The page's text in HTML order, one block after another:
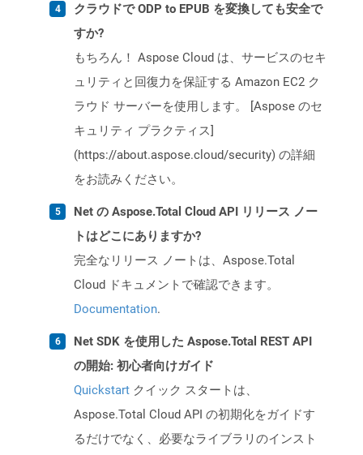
クラウドで ODP to EPUB を変換しても安全で
すか?
もちろん！ Aspose Cloud は、サービスのセキ
ュリティと回復力を保証する Amazon EC2 ク
ラウド サーバーを使用します。 [Aspose のセ
キュリティ プラクティス]
(https://about.aspose.cloud/security) の詳細
をお読みください。
Net の Aspose.Total Cloud API リリース ノー
トはどこにありますか?
完全なリリース ノートは、Aspose.Total
Cloud ドキュメントで確認できます。
Documentation.
Net SDK を使用した Aspose.Total REST API
の開始: 初心者向けガイド
Quickstart クイック スタートは、
Aspose.Total Cloud API の初期化をガイドす
るだけでなく、必要なライブラリのインスト